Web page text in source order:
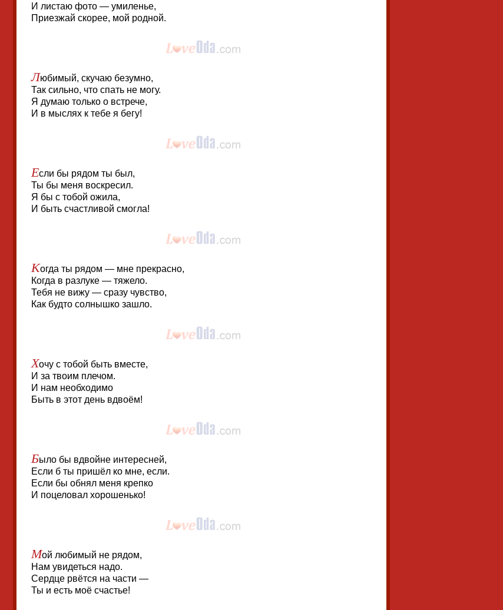
И листаю фото — умиленье,
Приезжай скорее, мой родной.
Любимый, скучаю безумно,
Так сильно, что спать не могу.
Я думаю только о встрече,
И в мыслях к тебе я бегу!
Если бы рядом ты был,
Ты бы меня воскресил.
Я бы с тобой ожила,
И быть счастливой смогла!
Когда ты рядом — мне прекрасно,
Когда в разлуке — тяжело.
Тебя не вижу — сразу чувство,
Как будто солнышко зашло.
Хочу с тобой быть вместе,
И за твоим плечом.
И нам необходимо
Быть в этот день вдвоём!
Было бы вдвойне интересней,
Если б ты пришёл ко мне, если.
Если бы обнял меня крепко
И поцеловал хорошенько!
Мой любимый не рядом,
Нам увидеться надо.
Сердце рвётся на части —
Ты и есть моё счастье!